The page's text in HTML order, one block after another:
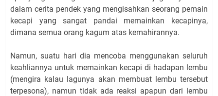
dalam cerita pendek yang mengisahkan seorang pemain
kecapi yang sangat pandai memainkan kecapinya,
dimana semua orang kagum atas kemahirannya.
Namun, suatu hari dia mencoba menggunakan seluruh
keahliannya untuk memainkan kecapi di hadapan lembu
(mengira kalau lagunya akan membuat lembu tersebut
terpesona), namun tidak ada reaksi apapun dari lembu